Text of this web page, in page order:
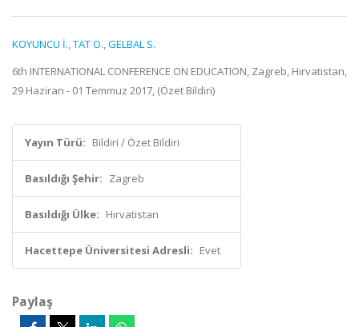
KOYUNCU İ.,TAT O.,GELBAL S.
6th INTERNATIONAL CONFERENCE ON EDUCATION, Zagreb, Hırvatistan,
29 Haziran - 01 Temmuz 2017, (Özet Bildiri)
Yayın Türü: Bildiri / Özet Bildiri
Basıldığı Şehir: Zagreb
Basıldığı Ülke: Hırvatistan
Hacettepe Üniversitesi Adresli: Evet
Paylaş